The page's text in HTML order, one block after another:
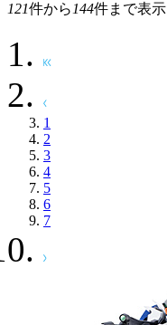
121件から 144件まで表示
1
2
3
4
5
6
7